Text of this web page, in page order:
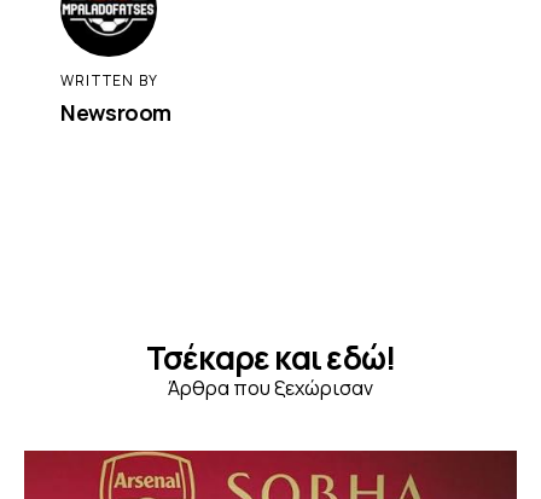
WRITTEN BY
Newsroom
Τσέκαρε και εδώ!
Άρθρα που ξεχώρισαν